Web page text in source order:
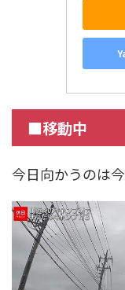
■移動中
今日向かうのは